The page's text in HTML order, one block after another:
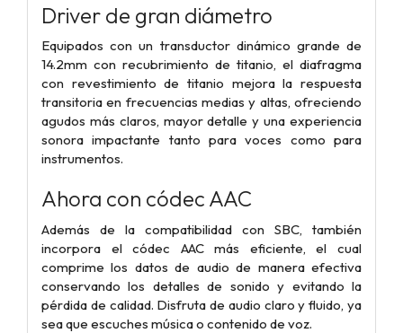
Driver de gran diámetro
Equipados con un transductor dinámico grande de
14.2mm con recubrimiento de titanio, el diafragma
con revestimiento de titanio mejora la respuesta
transitoria en frecuencias medias y altas, ofreciendo
agudos más claros, mayor detalle y una experiencia
sonora impactante tanto para voces como para
instrumentos.
Ahora con códec AAC
Además de la compatibilidad con SBC, también
incorpora el códec AAC más eficiente, el cual
comprime los datos de audio de manera efectiva
conservando los detalles de sonido y evitando la
pérdida de calidad. Disfruta de audio claro y fluido, ya
sea que escuches música o contenido de voz.